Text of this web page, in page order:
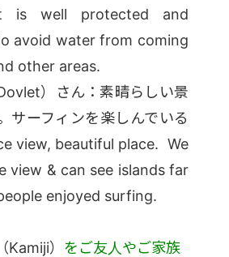
well protected and
avoid water from coming
other areas.
）さん：素晴らしい景
サーフィンを楽しんでいる
view, beautiful place. We
view & can see islands far
enjoyed surfing.
（Kamiji） をご友人やご家族